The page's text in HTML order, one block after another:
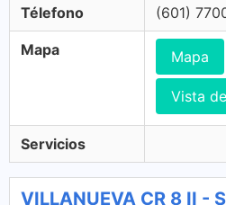
Télefono (601)
Mapa Mapa
Vista
Servicios
VILLANUEVA CR 8 II -